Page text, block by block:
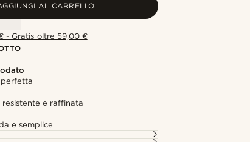
AL CARRELLO
- Gratis oltre 59,00 €
perfetta
e raffinata
e semplice